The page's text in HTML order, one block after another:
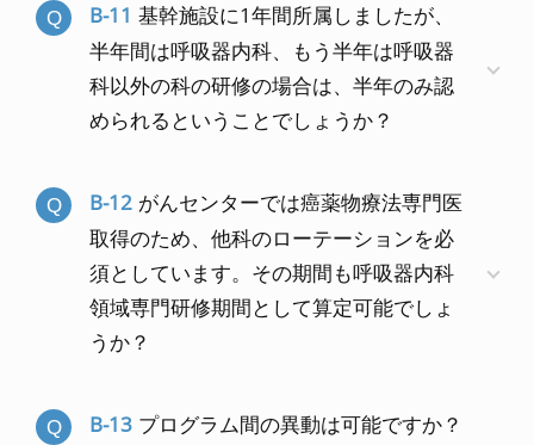
B-11 基幹施設に1年間所属しましたが、
半年間は呼吸器内科、もう半年は呼吸器
科以外の科の研修の場合は、半年のみ認
められるということでしょうか？
B-12 がんセンターでは癌薬物療法専門医
取得のため、他科のローテーションを必
須としています。その期間も呼吸器内科
領域専門研修期間として算定可能でしょ
うか？
B-13 プログラム間の異動は可能ですか？